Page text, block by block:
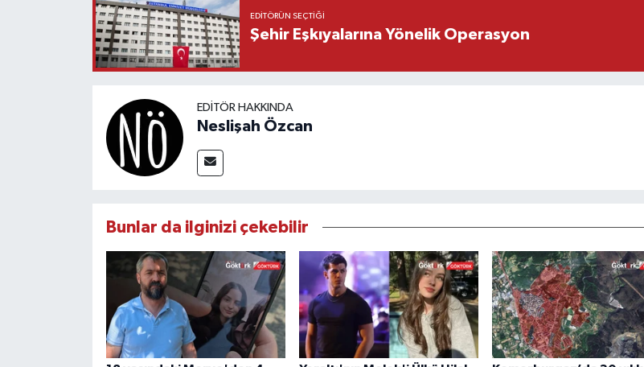
EDITÖRÜN SEÇTIĞI
Şehir Eşkıyalarına Yönelik Operasyon
EDITÖR HAKKINDA
Neslişah Özcan
Bunlar da ilginizi çekebilir